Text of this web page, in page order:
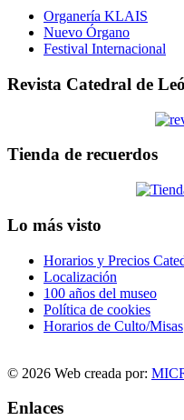
Organería KLAIS
Nuevo Órgano
Festival Internacional
Revista Catedral de
Tienda de recuerdos
Lo más visto
Horarios y Precios
Localización
100 años del museo
Política de cookies
Horarios de Culto/Misas
© 2026 Web creada por:
Enlaces